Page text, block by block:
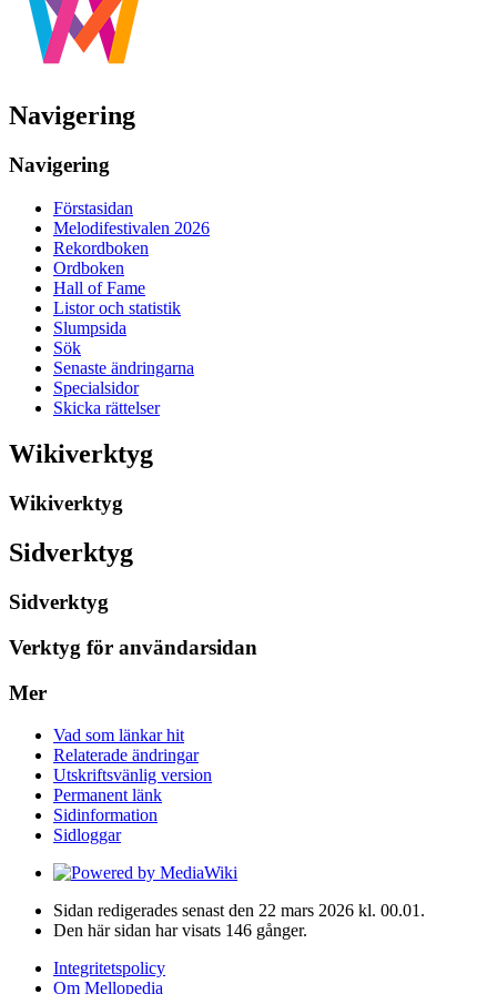
Navigering
Navigering
Förstasidan
Melodifestivalen 2026
Rekordboken
Ordboken
Hall of Fame
Listor och statistik
Slumpsida
Sök
Senaste ändringarna
Specialsidor
Skicka rättelser
Wikiverktyg
Wikiverktyg
Sidverktyg
Sidverktyg
Verktyg för användarsidan
Mer
Vad som länkar hit
Relaterade ändringar
Utskriftsvänlig version
Permanent länk
Sidinformation
Sidloggar
Sidan redigerades senast den 22 mars 2026 kl. 00.01.
Den här sidan har visats 146 gånger.
Integritetspolicy
Om Mellopedia